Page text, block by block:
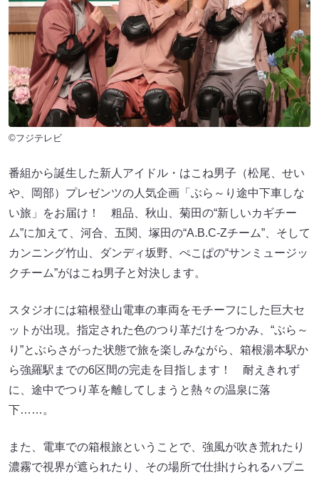
©フジテレビ
番組から誕生した新人アイドル・はこね男子（松尾、せい
や、岡部）プレゼンツの人気企画「ぶら～り途中下車しな
い旅」をお届け！ 粗品、秋山、菊田の“新しいカギチー
ム”に加えて、河合、五関、塚田の“A.B.C-Zチーム”、そして
カンニング竹山、ダンディ坂野、ぺこぱの“サンミュージッ
クチーム”がはこね男子と対決します。
スタジオには箱根登山電車の車両をモチーフにした巨大セ
ットが出現。指定された色のつり革だけをつかみ、“ぶら～
り”とぶらさがった状態で旅を楽しみながら、箱根湯本駅か
ら強羅駅までの6区間の完走を目指します！ 耐えきれず
に、途中でつり革を離してしまうと熱々の温泉に落
下……。
また、電車での箱根旅ということで、強風が吹き荒れたり
濃霧で視界が遮られたり、その場所で仕掛けられるハプニ